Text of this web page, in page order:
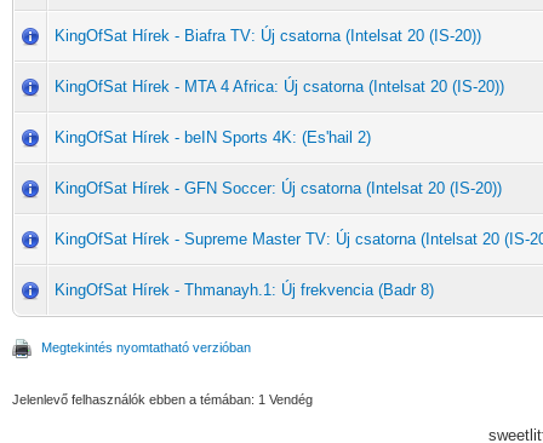
KingOfSat Hírek - Biafra TV: Új csatorna (Intelsat 20 (IS-20))
KingOfSat Hírek - MTA 4 Africa: Új csatorna (Intelsat 20 (IS-20))
KingOfSat Hírek - beIN Sports 4K: (Es'hail 2)
KingOfSat Hírek - GFN Soccer: Új csatorna (Intelsat 20 (IS-20))
KingOfSat Hírek - Supreme Master TV: Új csatorna (Intelsat 20 (IS-
KingOfSat Hírek - Thmanayh.1: Új frekvencia (Badr 8)
Megtekintés nyomtatható verzióban
Jelenlevő felhasználók ebben a témában: 1 Vendég